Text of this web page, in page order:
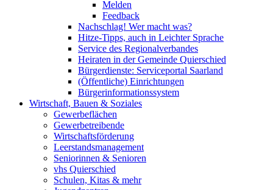
Melden
Feedback
Nachschlag! Wer macht was?
Hitze-Tipps, auch in Leichter Sprache
Service des Regionalverbandes
Heiraten in der Gemeinde Quierschied
Bürgerdienste: Serviceportal Saarland
(Öffentliche) Einrichtungen
Bürgerinformationssystem
Wirtschaft, Bauen & Soziales
Gewerbeflächen
Gewerbetreibende
Wirtschaftsförderung
Leerstandsmanagement
Seniorinnen & Senioren
vhs Quierschied
Schulen, Kitas & mehr